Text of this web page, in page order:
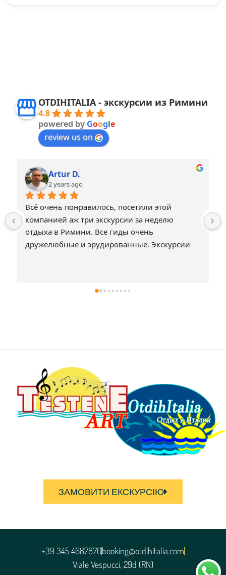
OTDIHITALIA - экскурсии из Римини
4.8
powered by Google
review us on
Artur D.
2 years ago
Всё очень понравилось, посетили этой
компанией аж три экскурсии за неделю
отдыха в Римини. Все гиды очень
дружелюбные и эрудированные. Экскурсии
создать скуку или душевный дискомфорт.
ЗАМОВИТИ ЕКСКУРСІЮ
+39 345 4687870booking@otdihitalia.com
Viale Vespucci, 29d (RN)